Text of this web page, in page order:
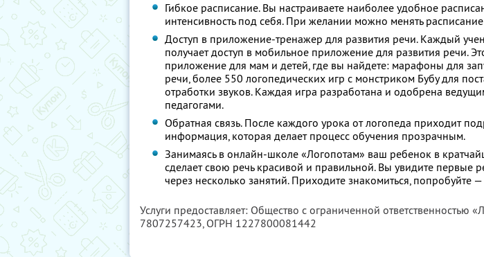
Гибкое расписание. Вы настраиваете наиболее удобное
интенсивность под себя. При желании можно менять
Доступ в приложение-тренажер для развития речи. Каждый
получает доступ в мобильное приложение для развития речи.
приложение для мам и детей, где вы найдете: марафоны для
речи, более 550 логопедических игр с монстриком Бубу для
отработки звуков. Каждая игра разработана и одобрена
педагогами.
Обратная связь. После каждого урока от логопеда приходит
информация, которая делает процесс обучения прозрачным.
Занимаясь в онлайн-школе «Логопотам» ваш ребенок в
сделает свою речь красивой и правильной. Вы увидите первые
через несколько занятий. Приходите знакомиться, попробуйте
Услуги предоставляет: Общество с ограниченной ответственностью
7807257423, ОГРН 1227800081442